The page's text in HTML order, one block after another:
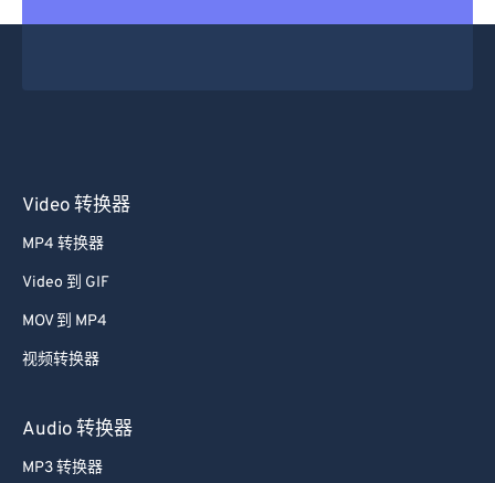
Video 转换器
MP4 转换器
Video 到 GIF
MOV 到 MP4
视频转换器
Audio 转换器
MP3 转换器